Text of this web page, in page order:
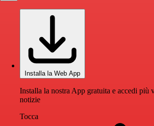
Installa la Web App
Installa la nostra App gratuita e accedi più
notizie
Tocca